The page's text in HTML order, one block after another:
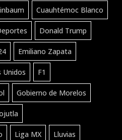
Cuauhtémoc Blanco
Donald Trump
Emiliano Zapata
Unidos F1
Gobierno de Morelos
Liga MX Lluvias